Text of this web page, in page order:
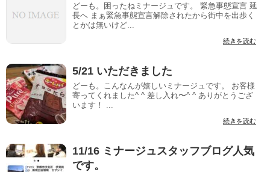
どーも。困ったねミナージュです。 緊急事態宣言 延
長へ まぁ緊急事態宣言解除されたから街中を出歩く
とかは無いけど...
続きを読む
5/21 いただきました
どーも。こんなんが嬉しいミナージュです。 お客様
寄ってくれました^ ^ 差し入れ〜^ ^ ありがとうござ
います！ ...
続きを読む
11/16 ミナージュスタッフブログ人気
です。